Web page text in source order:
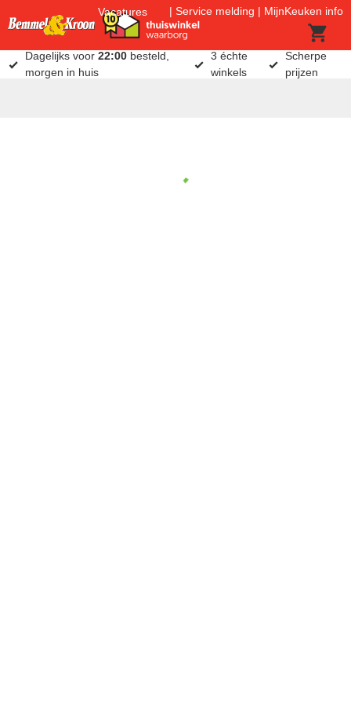
Vacatures Service melding MijnKeuken info
Dagelijks voor22:00 besteld,
morgen in huis
3 échte
winkels
Scherpe
prijzen